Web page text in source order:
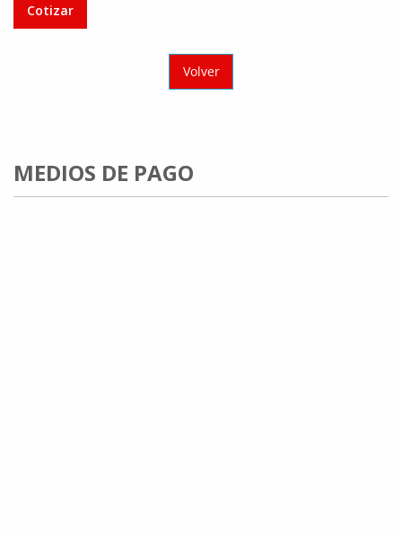
Cotizar
Volver
MEDIOS DE PAGO